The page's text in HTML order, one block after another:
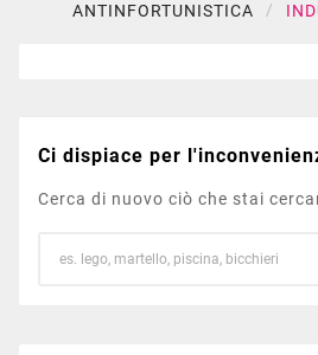
ANTINFORTUNISTICA
Ci dispiace per
Cerca di nuovo ciò che stai